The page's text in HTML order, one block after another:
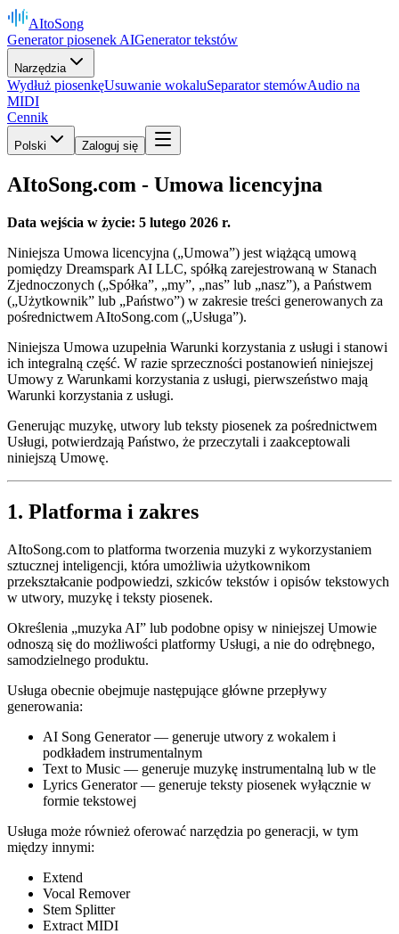
AItoSong
Generator piosenek AIGenerator tekstów
Narzędzia
Wydłuż piosenkęUsuwanie wokaluSeparator stemówAudio na
MIDI
Cennik
Polski Zaloguj się
AItoSong.com - Umowa licencyjna
Data wejścia w życie: 5 lutego 2026 r.
Niniejsza Umowa licencyjna („Umowa”) jest wiążącą umową
pomiędzy Dreamspark AI LLC, spółką zarejestrowaną w Stanach
Zjednoczonych („Spółka”, „my”, „nas” lub „nasz”), a Państwem
(„Użytkownik” lub „Państwo”) w zakresie treści generowanych za
pośrednictwem AItoSong.com („Usługa”).
Niniejsza Umowa uzupełnia Warunki korzystania z usługi i stanowi
ich integralną część. W razie sprzeczności postanowień niniejszej
Umowy z Warunkami korzystania z usługi, pierwszeństwo mają
Warunki korzystania z usługi.
Generując muzykę, utwory lub teksty piosenek za pośrednictwem
Usługi, potwierdzają Państwo, że przeczytali i zaakceptowali
niniejszą Umowę.
1. Platforma i zakres
AItoSong.com to platforma tworzenia muzyki z wykorzystaniem
sztucznej inteligencji, która umożliwia użytkownikom
przekształcanie podpowiedzi, szkiców tekstów i opisów tekstowych
w utwory, muzykę i teksty piosenek.
Określenia „muzyka AI” lub podobne opisy w niniejszej Umowie
odnoszą się do możliwości platformy Usługi, a nie do odrębnego,
samodzielnego produktu.
Usługa obecnie obejmuje następujące główne przepływy
generowania:
AI Song Generator — generuje utwory z wokalem i
podkładem instrumentalnym
Text to Music — generuje muzykę instrumentalną lub w tle
Lyrics Generator — generuje teksty piosenek wyłącznie w
formie tekstowej
Usługa może również oferować narzędzia po generacji, w tym
między innymi:
Extend
Vocal Remover
Stem Splitter
Extract MIDI